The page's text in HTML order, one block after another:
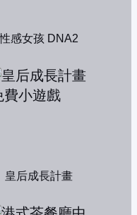
性感女孩 DNA2
皇后成長計畫